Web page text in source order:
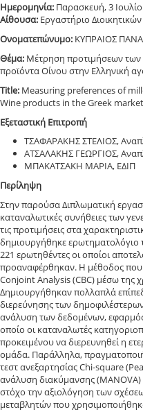
Ημερομηνία: Παρασκευή, 3
Αίθουσα: Εργαστήριο
Ονοματεπώνυμο: ΚΥΠΡΑΙΟΣ
Θέμα: Μέτρηση προτιμήσεων των
προϊόντα Οίνου στην Ελληνική
Title: Measuring preferences of
Wine products in the Greek market
Εξεταστική Επιτροπή
ΤΣΑΦΑΡΑΚΗΣ ΣΤΕΛΙΟΣ,
ΑΤΣΑΛΑΚΗΣ ΓΕΩΡΓΙΟΣ,
ΜΠΑΚΑΤΣΑΚΗ ΜΑΡΙΑ, ΕΔΙΠ
Περίληψη
Στην παρούσα Διπλωματική
καταναλωτικές συνήθειες των
τις προτιμήσεις στα
δημιουργήθηκε ερωτηματολόγιο
221 ερωτηθέντες οι οποίοι
προαναφέρθηκαν. Η μέθοδος
Conjoint Analysis (CBC) μέσω της
Δημιουργήθηκαν πολλαπλά
διερεύνησης των
ανάλυση των δεδομένων,
οποίο οι καταναλωτές
προκειμένου να διερευνηθεί η
ομάδα. Παράλληλα,
τεστ ανεξαρτησίας Chi-square
ανάλυση διακύμανσης
στόχο την αξιολόγηση των
μεταβλητών που